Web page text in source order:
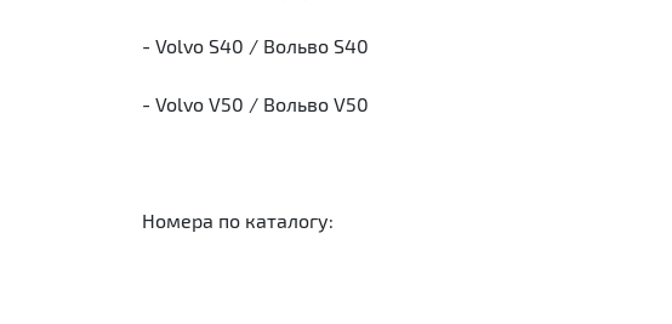
- Volvo S40 / Вольво S40
- Volvo V50 / Вольво V50
Номера по каталогу: